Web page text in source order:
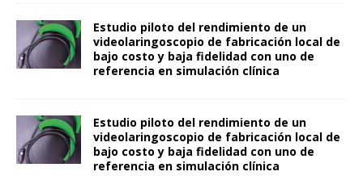
Estudio piloto del rendimiento de un
videolaringoscopio de fabricación local de
bajo costo y baja fidelidad con uno de
referencia en simulación clínica
Estudio piloto del rendimiento de un
videolaringoscopio de fabricación local de
bajo costo y baja fidelidad con uno de
referencia en simulación clínica